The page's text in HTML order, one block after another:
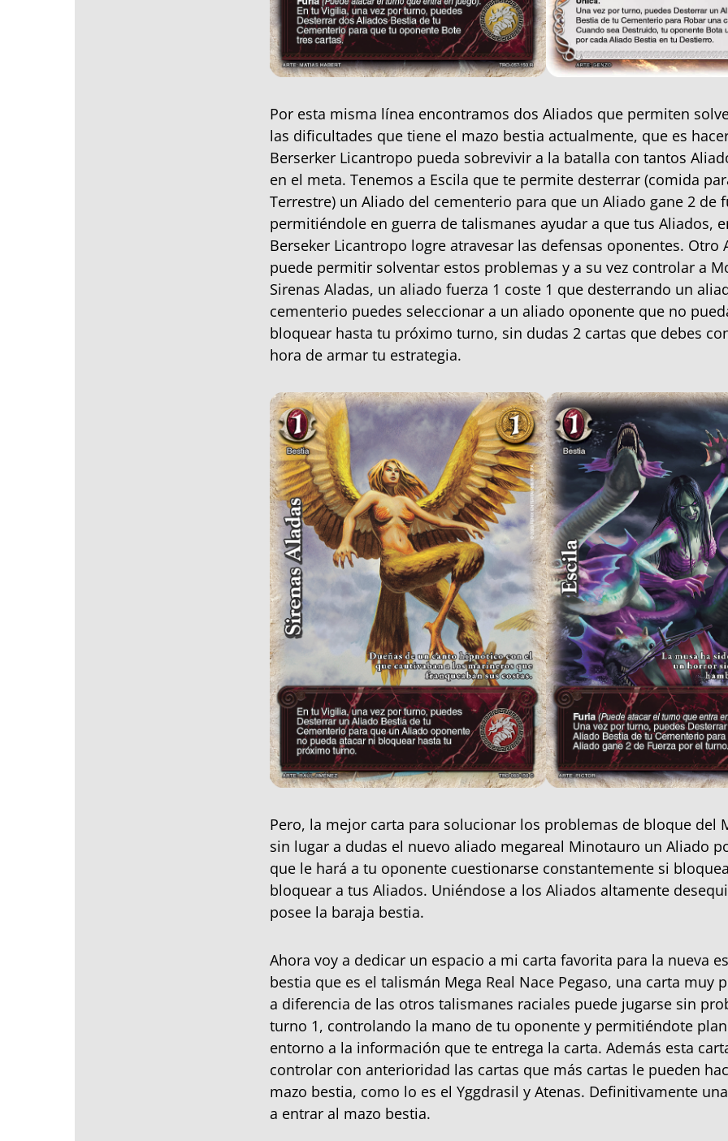
Por esta misma línea encontramos dos Aliados que permiten
las dificultades que tiene el mazo bestia actualmente, que es
Berserker Licantropo pueda sobrevivir a la batalla con tantos
en el meta. Tenemos a Escila que te permite desterrar (comida
Terrestre) un Aliado del cementerio para que un Aliado gane 2 de
permitiéndole en guerra de talismanes ayudar a que tus Aliados,
Berseker Licantropo logre atravesar las defensas oponentes. Otro
puede permitir solventar estos problemas y a su vez controlar a
Sirenas Aladas, un aliado fuerza 1 coste 1 que desterrando un
cementerio puedes seleccionar a un aliado oponente que no
bloquear hasta tu próximo turno, sin dudas 2 cartas que debes
hora de armar tu estrategia.
Pero, la mejor carta para solucionar los problemas de bloque del
sin lugar a dudas el nuevo aliado megareal Minotauro un Aliado
que le hará a tu oponente cuestionarse constantemente si
bloquear a tus Aliados. Uniéndose a los Aliados altamente
posee la baraja bestia.
Ahora voy a dedicar un espacio a mi carta favorita para la nueva
bestia que es el talismán Mega Real Nace Pegaso, una carta muy
a diferencia de las otros talismanes raciales puede jugarse sin
turno 1, controlando la mano de tu oponente y permitiéndote
entorno a la información que te entrega la carta. Además esta
controlar con anterioridad las cartas que más cartas le pueden
mazo bestia, como lo es el Yggdrasil y Atenas. Definitivamente
a entrar al mazo bestia.